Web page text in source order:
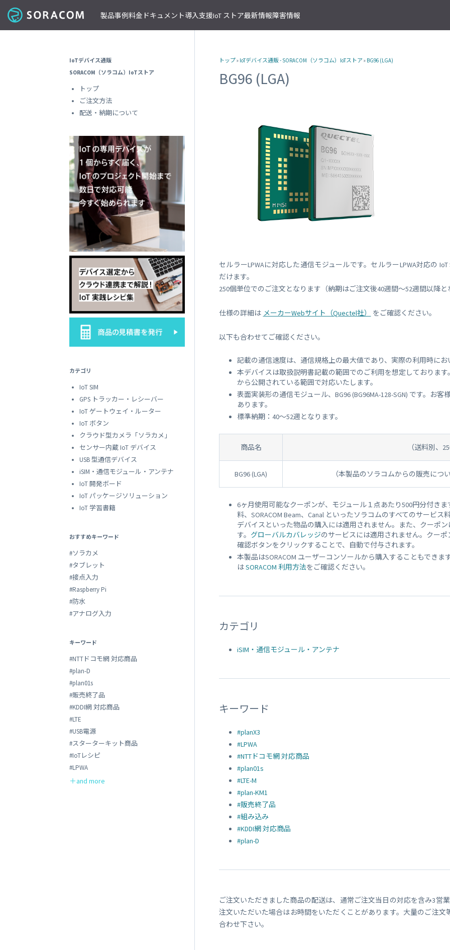
製品事例料金 ドキュメント導入支援IoT ストア最新情報障害情報
SORACOM Air for セルラー
セキュアリンクサービス
SORACOM Arc
SORACOM 認定デバイス
動作確認済みモジュール一覧
専用ネットワークゲートウェイ
透過型トラフィック処理
オンデマンドリモートアクセス
オンデマンドパケットキャプチャ
クラウドファンクションアダ
SORACOM Funk
データ収集・蓄積
デバイス管理
SORACOM Inventory
セキュアプロビジョニング
SORACOM Krypton
ダッシュボード作成/共有
SORACOM Relay
ー
データ分析基盤
SORACOM Query
B to B
データ見える化
遠隔監視/制御
すべての導入事例を見る
課金体系
料金見積りツール/見積書作成
SORACOM ユーザーサイト
ガイドライン
資料ダウンロード一覧
ソラコムのパートナーとは
インテグレーションパートナー
ソリューションパートナー
ソラコムのパートナーになる
パートナープログラムについて
ソラコムのサポート
サポートプラン
診断機能
監査ログ
SORACOM IoT ストア
ご注文方法
配送について
おすすめの IoT デバイス
ビーコン対応 GPS トラッカー GW
1台で GPS と BLE ゲートウェイの2役
GPS マルチユニット
おてがる可視化デバイス
LTE-M Button for Enterprise
クラウド接続 IoT ボタン
LTE-M Button Plus
接点端子付き IoT ボタン
IoT エッジカメラ
GPS トラッカー
IoT パッケージソリューション
IoT ボタン
クラウド型カメラ「ソラカメ」
IoT 学習書籍
セミナー・イベント開催情報
プレスルーム
サービス更新情報
SORACOM Status Dashboard
株式会社ソラコム Facebook ペ
トップ» IoTデバイス通販 - SORACOM（ソラコム）IoTストア» BG96 (LGA)
BG96 (LGA)
セルラーLPWAに対応した通信モジュールです。セルラーLPWA対応の IoT
だけます。
250個単位でのご注文となります（納期はご注文後40週間〜52週間以降と
仕様の詳細は メーカーWebサイト（Quectel社） をご確認ください。
以下も合わせてご確認ください。
記載の通信速度は、通信規格上の最大値であり、実際の利用時にお
本デバイスは取扱説明書記載の範囲でのご利用を想定しておりま
から公開されている範囲で対応いたします。
表面実装形の通信モジュール、BG96 (BG96MA-128-SGN) です。お
あります。
標準納期：40～52週となります。
商品名 （送料別、
BG96 (LGA) （本製品のソラコムからの販売につ
6ヶ月使用可能なクーポンが、モジュール１点あたり500円分付き
料、SORACOM Beam、Canal といったソラコムのすべてのサービ
デバイスといった物品の購入には適用されません。また、クーポン
す。 グローバルカバレッジのサービスには適用されません。クーポ
確認ボタンをクリックすることで、自動で付与されます。
本製品はSORACOM ユーザーコンソールから購入することもでき
はSORACOM 利用方法をご確認ください。
カテゴリ
iSIM・通信モジュール・アンテナ
キーワード
#planX3
#LPWA
#NTTドコモ網 対応商品
#plan01s
#LTE-M
#plan-KM1
#販売終了品
#組み込み
#KDDI網 対応商品
#plan-D
ご注文いただきました商品の配送は、通常ご注文当日の対応を含み3営
注文いただいた場合はお時間をいただくことがあります。大量のご注文
合わせ下さい。
IoTデバイス通販
SORACOM（ソラコム）IoTストア
トップ
ご注文方法
配送・納期について
カテゴリ
IoT SIM
GPS トラッカー・レシーバー
IoT ゲートウェイ・ルーター
IoT ボタン
クラウド型カメラ「ソラカメ」
センサー内蔵 IoT デバイス
USB 型通信デバイス
iSIM・通信モジュール・アンテナ
IoT 開発ボード
IoT パッケージソリューション
IoT 学習書籍
おすすめキーワード
#ソラカメ
#タブレット
#接点入力
#Raspberry Pi
#防水
#アナログ入力
キーワード
#NTTドコモ網 対応商品
#plan-D
#plan01s
#販売終了品
#KDDI網 対応商品
#LTE
#USB電源
#スターターキット商品
#IoTレシピ
#LPWA